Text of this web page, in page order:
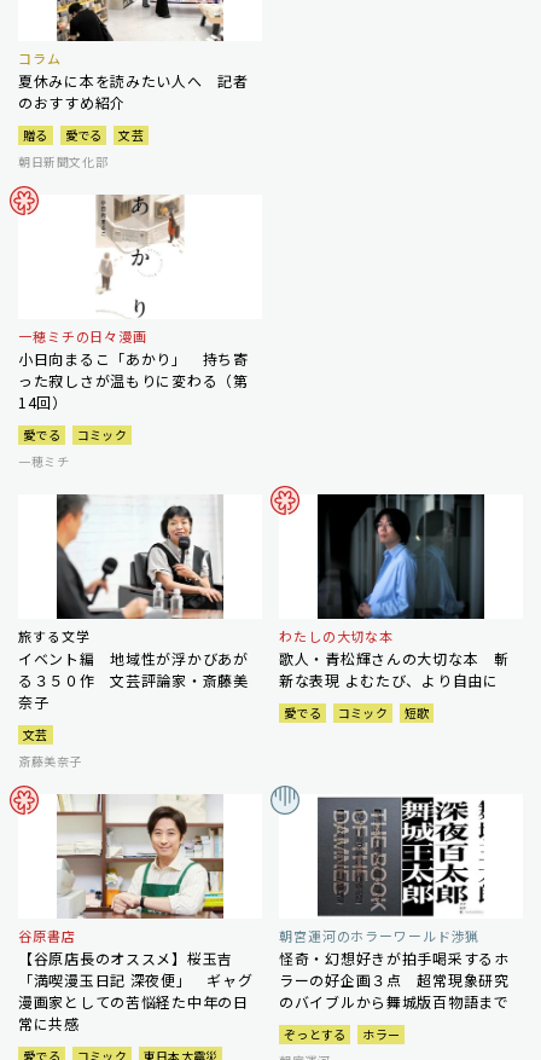
コラム
夏休みに本を読みたい人へ 記者
のおすすめ紹介
贈る 愛でる
文芸
朝日新聞文化部
一穂ミチの日々漫画
小日向まるこ「あかり」 持ち寄
った寂しさが温もりに変わる（第
14回）
愛でる
コミック
一穂ミチ
旅する文学
イベント編 地域性が浮かびあが
る３５０作 文芸評論家・斎藤美
奈子
文芸
斎藤美奈子
わたしの大切な本
歌人・青松輝さんの大切な本 斬
新な表現 よむたび、より自由に
愛でる コミック 短歌
谷原書店
【谷原店長のオススメ】桜玉吉
「満喫漫玉日記 深夜便」 ギャグ
漫画家としての苦悩経た中年の日
常に共感
愛でる コミック
東日本大震災
朝宮運河のホラーワールド渉猟
怪奇・幻想好きが拍手喝采するホ
ラーの好企画３点 超常現象研究
のバイブルから舞城版百物語まで
ぞっとする
ホラー